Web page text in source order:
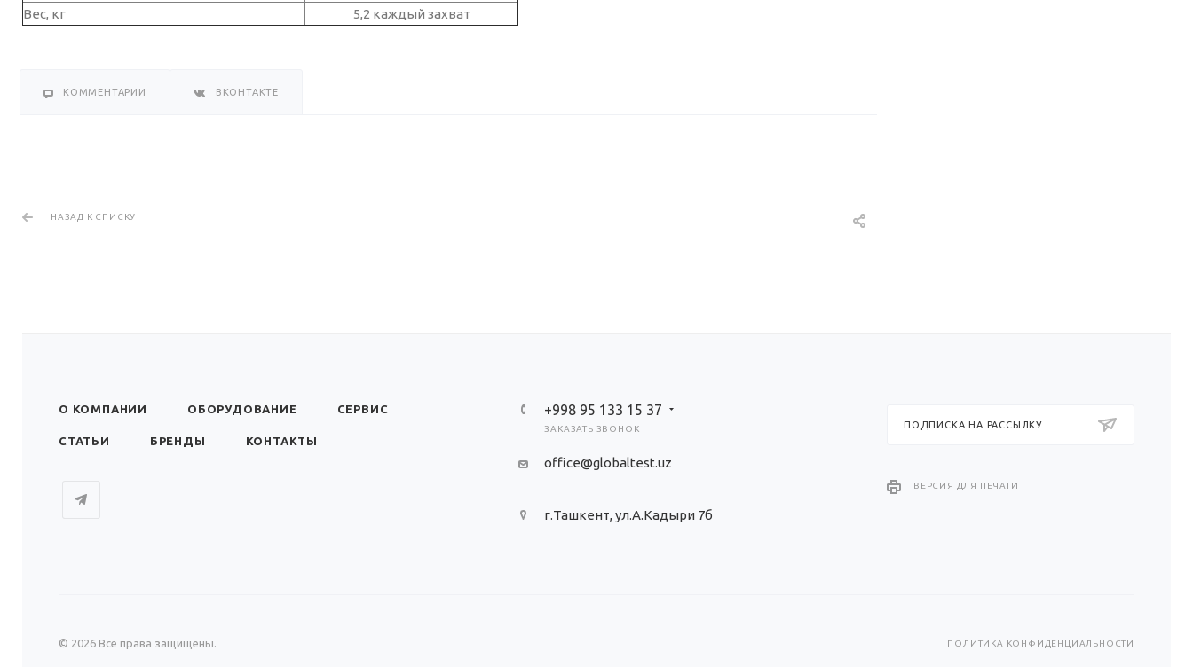
Вес, кг
5,2 каждый захват
КОММЕНТАРИИ ВКОНТАКТЕ
НАЗАД К СПИСКУ
О КОМПАНИИ ОБОРУДОВАНИЕ СЕРВИС
СТАТЬИ БРЕНДЫ КОНТАКТЫ
+998 95 133 15 37
ЗАКАЗАТЬ ЗВОНОК
office@globaltest.uz
г.Ташкент, ул.А.Кадыри 7б
ПОДПИСКА НА РАССЫЛКУ
ВЕРСИЯ ДЛЯ ПЕЧАТИ
ПОЛИТИКА КОНФИДЕНЦИАЛЬНОСТИ
© 2026 Все права защищены.